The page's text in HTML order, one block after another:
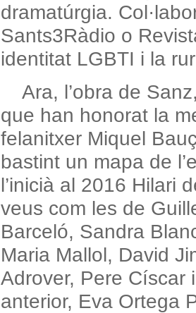
dramatúrgia.
Sants3Ràdio o
identitat LGBTI i la
Ara, l’obra de
que han honorat la
felanitxer Miquel
bastint un mapa de
l’inicià al 2016 Hilari
veus com les de
Barceló, Sandra
Maria Mallol, David
Adrover, Pere Císcar
anterior, Eva Ortega